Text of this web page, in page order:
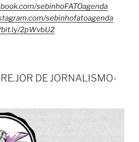
sebinhoFATOagenda
sebinhofatoagenda
2pWvbU2
DE JORNALISMO-